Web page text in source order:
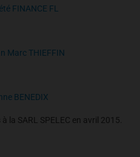
FINANCE FL
Marc THIEFFIN
BENEDIX
la SARL SPELEC en avril 2015.